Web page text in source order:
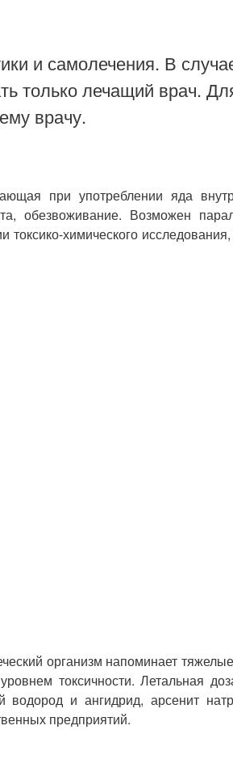
и самолечения. В
только лечащий врач.
врачу.
при употреблении яда
Возможен
химического
организм напоминает
токсичности. Летальная
и ангидрид, арсенит
предприятий.